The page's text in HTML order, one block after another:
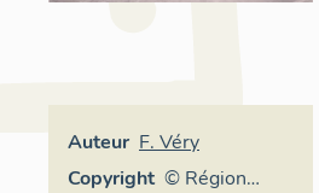
Auteur F. Véry
Copyright © Région